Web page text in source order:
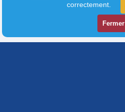
correctement.
Fermer